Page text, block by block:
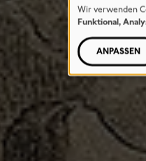
Wir verwenden
Funktional,
ANPASSEN